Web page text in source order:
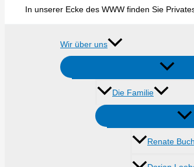
In unserer Ecke des WWW finden Sie
Wir über uns
Die Familie
Renate